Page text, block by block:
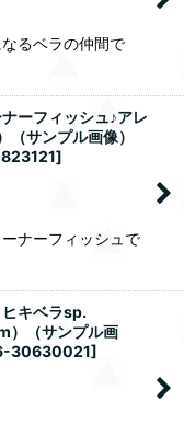
るベラの仲間で
ーフィッシュ♪アレ
サンプル画像）
]
ナーフィッシュで
ヒキベラsp.
）（サンプル画
30630021]